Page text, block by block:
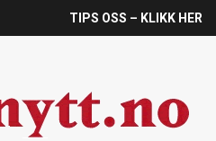
TIPS OSS – KLIKK HER